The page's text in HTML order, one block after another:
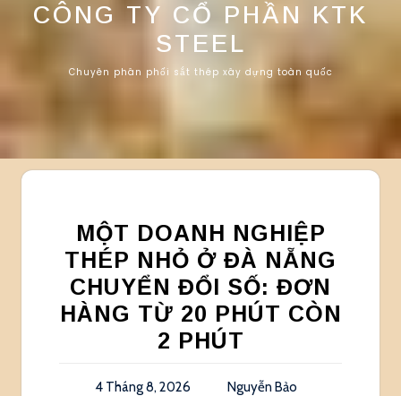
CÔNG TY CỔ PHẦN KTK
STEEL
Chuyên phân phối sắt thép xây dựng toàn quốc
MỘT DOANH NGHIỆP
THÉP NHỎ Ở ĐÀ NẴNG
CHUYỂN ĐỔI SỐ: ĐƠN
HÀNG TỪ 20 PHÚT CÒN
2 PHÚT
4 Tháng 8, 2026
Nguyễn Bảo